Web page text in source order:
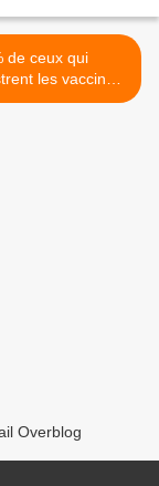
de ceux qui
les vaccins
de
Overblog